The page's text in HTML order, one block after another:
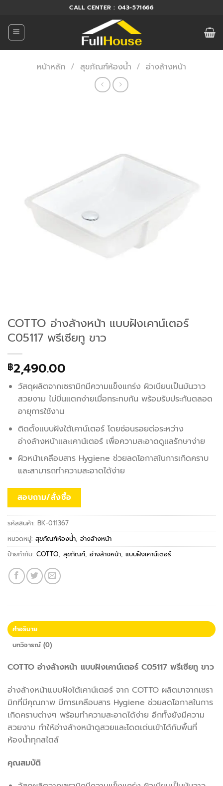
ยัง
เนื้อหา
CALL CENTER : 043-571666
หน้าหลัก / สุขภัณฑ์ห้องน้ำ / อ่างล้างหน้า
COTTO อ่างล้างหน้า แบบฝังเคาน์เตอร์
C05117 พรีเซียทู ขาว
฿2,490.00
วัสดุผลิตจากเซรามิกมีความแข็งแกร่ง ผิวเนียนเป็นมันวาว
สวยงาม ไม่บิ่นแตกง่ายเมื่อกระทบกัน พร้อมรับประกันตลอด
อายุการใช้งาน
ติดตั้งแบบฝังใต้เคาน์เตอร์ โดยซ่อนรอยต่อระหว่าง
อ่างล้างหน้าและเคาน์เตอร์ เพื่อความสะอาดดูแลรักษาง่าย
ผิวหน้าเคลือบสาร Hygiene ช่วยลดโอกาสในการเกิดคราบ
และสามารถทำความสะอาดได้ง่าย
สอบถาม/สั่งซื้อ
รหัสสินค้า: BK-011367
หมวดหมู่: สุขภัณฑ์ห้องน้ำ, อ่างล้างหน้า
ป้ายกำกับ: COTTO, สุขภัณฑ์, อ่างล้างหน้า, แบบฝังเคาน์เตอร์
คำอธิบาย
บทวิจารณ์ (0)
COTTO อ่างล้างหน้า แบบฝังเคาน์เตอร์ C05117 พรีเซียทู ขาว
อ่างล้างหน้าแบบฝังใต้เคาน์เตอร์ จาก COTTO ผลิตมาจากเซรา
มิกที่มีคุณภาพ มีการเคลือบสาร Hygiene ช่วยลดโอกาสในการ
เกิดคราบต่างๆ พร้อมทำความสะอาดได้ง่าย อีกทั้งยังมีความ
สวยงาม ทำให้อ่างล้างหน้าดูสวยและโดดเด่นเข้าได้กับพื้นที่
ห้องน้ำทุกสไตล์
คุณสมบัติ